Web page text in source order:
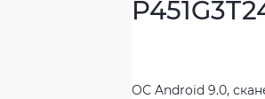
ОС Android 9.0,